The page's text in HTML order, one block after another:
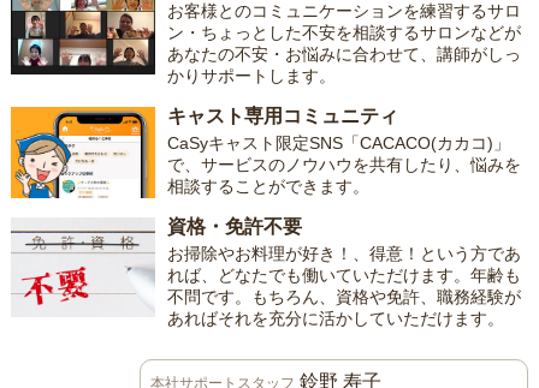
お客様とのコミュニケーションを練習するサロ
ン・ちょっとした不安を相談するサロンなどが
あなたの不安・お悩みに合わせて、講師がしっ
かりサポートします。
キャスト専用コミュニティ
CaSyキャスト限定SNS「CACACO(カカコ)」
で、サービスのノウハウを共有したり、悩みを
相談することができます。
資格・免許不要
お掃除やお料理が好き！、得意！という方であ
れば、どなたでも働いていただけます。年齢も
不問です。もちろん、資格や免許、職務経験が
あればそれを充分に活かしていただけます。
本社サポートスタッフ 鈴野 寿子